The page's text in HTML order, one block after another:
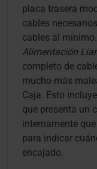
placa trasera
cables
cables al
Alimentación
completo de
mucho más
Caja. Esto
que presenta un
internamente
para indicar
encajado.